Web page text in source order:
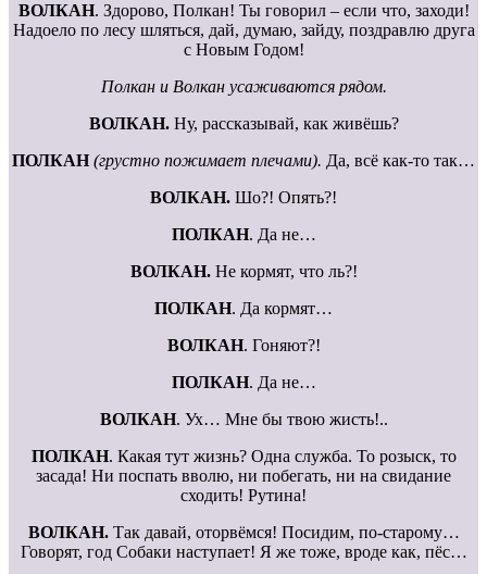
ВОЛКАН. Здорово, Полкан! Ты говорил – если что, заходи!
Надоело по лесу шляться, дай, думаю, зайду, поздравлю друга
с Новым Годом!
Полкан и Волкан усаживаются рядом.
ВОЛКАН.Ну, рассказывай, как живёшь?
ПОЛКАН(грустно пожимает плечами). Да, всё как-то так…
ВОЛКАН. Шо?! Опять?!
ПОЛКАН. Да не…
ВОЛКАН.Не кормят, что ль?!
ПОЛКАН. Да кормят…
ВОЛКАН. Гоняют?!
ПОЛКАН. Да не…
ВОЛКАН. Ух… Мне бы твою жисть!..
ПОЛКАН. Какая тут жизнь? Одна служба. То розыск, то
засада! Ни поспать вволю, ни побегать, ни на свидание
сходить! Рутина!
ВОЛКАН.Так давай, оторвёмся! Посидим, по-старому…
Говорят, год Собаки наступает! Я же тоже, вроде как, пёс…